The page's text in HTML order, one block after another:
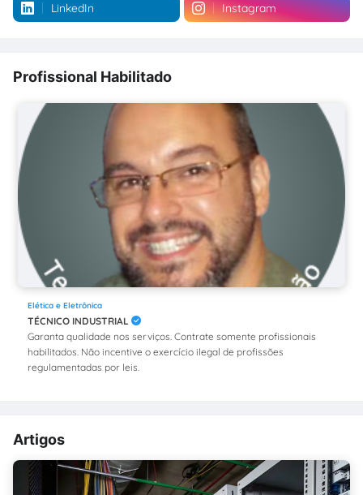
LinkedIn Instagram
Profissional Habilitado
Elética e Eletrônica
TÉCNICO INDUSTRIAL
Garanta qualidade nos serviços. Contrate somente profissionais
habilitados. Não incentive o exercício ilegal de profissões
regulamentadas por leis.
Artigos